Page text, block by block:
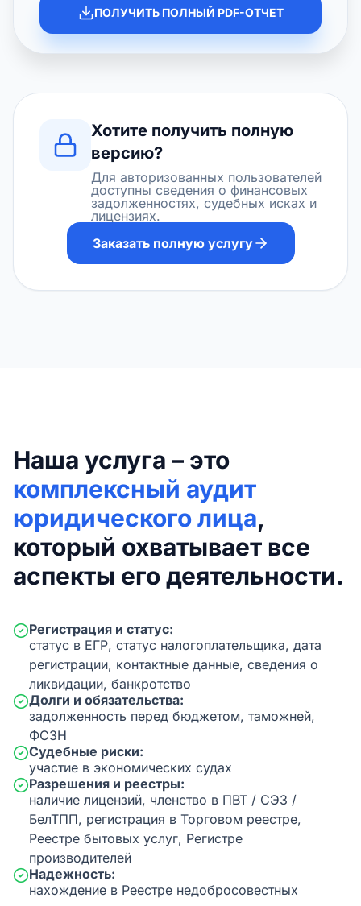
ПОЛУЧИТЬ ПОЛНЫЙ PDF-ОТЧЕТ
Хотите получить полную
версию?
Для авторизованных пользователей
доступны сведения о финансовых
задолженностях, судебных исках и
лицензиях.
Заказать полную услугу
Наша услуга – это
комплексный аудит
юридического лица,
который охватывает все
аспекты его деятельности.
Регистрация и статус:
статус в ЕГР, статус налогоплательщика, дата
регистрации, контактные данные, сведения о
ликвидации, банкротство
Долги и обязательства:
задолженность перед бюджетом, таможней,
ФСЗН
Судебные риски:
участие в экономических судах
Разрешения и реестры:
наличие лицензий, членство в ПВТ / СЭЗ /
БелТПП, регистрация в Торговом реестре,
Реестре бытовых услуг, Регистре
производителей
Надежность:
нахождение в Реестре недобросовестных